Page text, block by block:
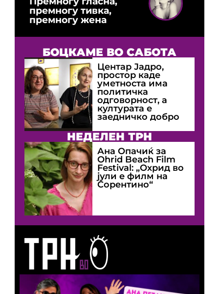
премногу тивка,
премногу жена
БОЦКАМЕ ВО САБОТА
Центар Јадро,
простор каде
уметноста има
политичка
одговорност, а
културата е
заедничко добро
НЕДЕЛЕН ТРН
Ана Опачиќ за
Оhrid Beach Film
Festival: „Охрид во
јули е филм на
Сорентино“